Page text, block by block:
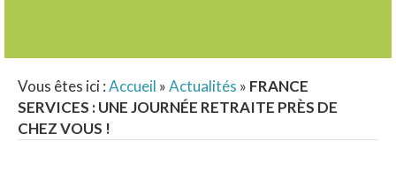
Vous êtes ici :Accueil »Actualités » FRANCE
SERVICES : UNE JOURNÉE RETRAITE PRÈS DE
CHEZ VOUS !